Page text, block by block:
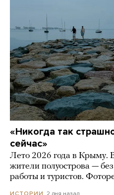
«Никогда так
сейчас»
Лето 2026 года в Крыму.
жители полуострова —
работы и туристов.
ИСТОРИИ 2 дня назад